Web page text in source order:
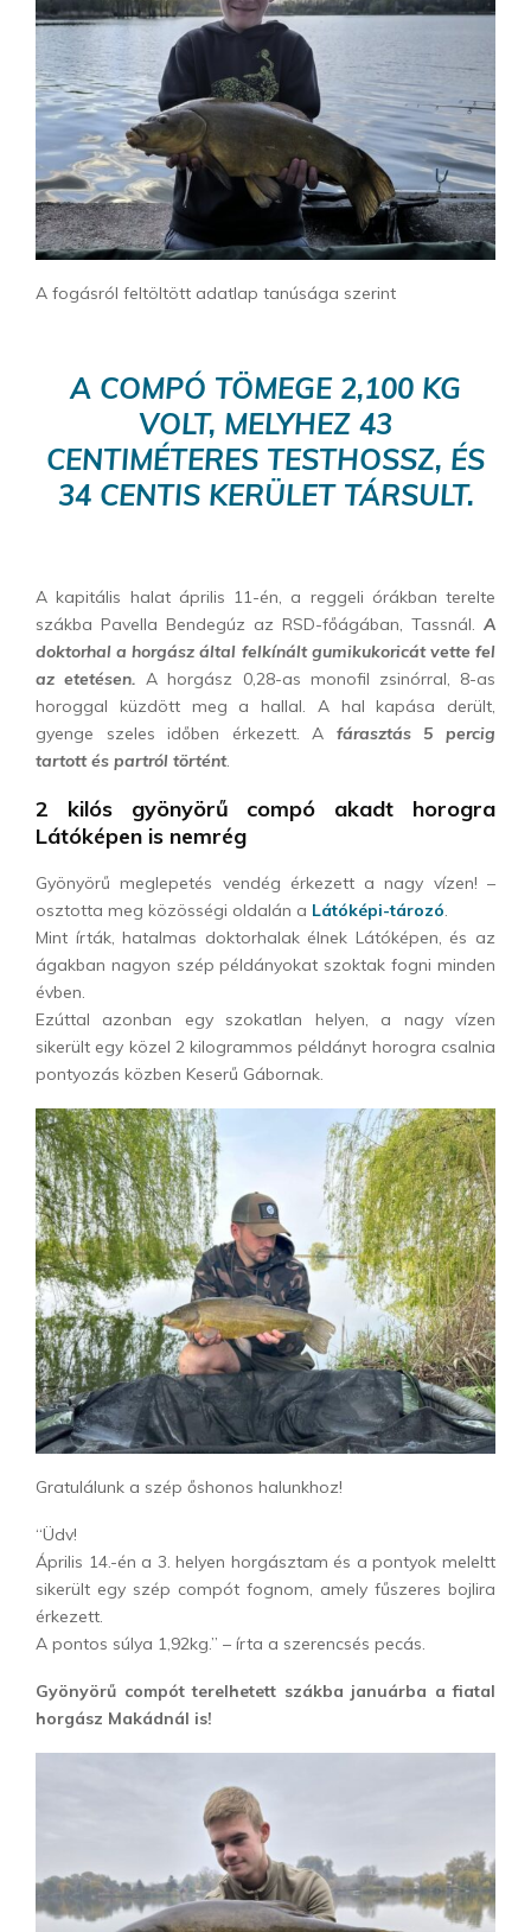
A fogásról feltöltött adatlap tanúsága szerint
A COMPÓ TÖMEGE 2,100 KG
VOLT, MELYHEZ 43
CENTIMÉTERES TESTHOSSZ, ÉS
34 CENTIS KERÜLET TÁRSULT.
A kapitális halat április 11-én, a reggeli órákban terelte
szákba Pavella Bendegúz az RSD-főágában, Tassnál. A
doktorhal a horgász által felkínált gumikukoricát vette fel
az etetésen. A horgász 0,28-as monofil zsinórral, 8-as
horoggal küzdött meg a hallal. A hal kapása derült,
gyenge szeles időben érkezett. A fárasztás 5 percig
tartott és partról történt.
2 kilós gyönyörű compó akadt horogra
Látóképen is nemrég
Gyönyörű meglepetés vendég érkezett a nagy vízen! –
osztotta meg közösségi oldalán a Látóképi-tározó.
Mint írták, hatalmas doktorhalak élnek Látóképen, és az
ágakban nagyon szép példányokat szoktak fogni minden
évben.
Ezúttal azonban egy szokatlan helyen, a nagy vízen
sikerült egy közel 2 kilogrammos példányt horogra csalnia
pontyozás közben Keserű Gábornak.
Gratulálunk a szép őshonos halunkhoz!
“Üdv!
Április 14.-én a 3. helyen horgásztam és a pontyok meleltt
sikerült egy szép compót fognom, amely fűszeres bojlira
érkezett.
A pontos súlya 1,92kg.” – írta a szerencsés pecás.
Gyönyörű compót terelhetett szákba januárba a fiatal
horgász Makádnál is!